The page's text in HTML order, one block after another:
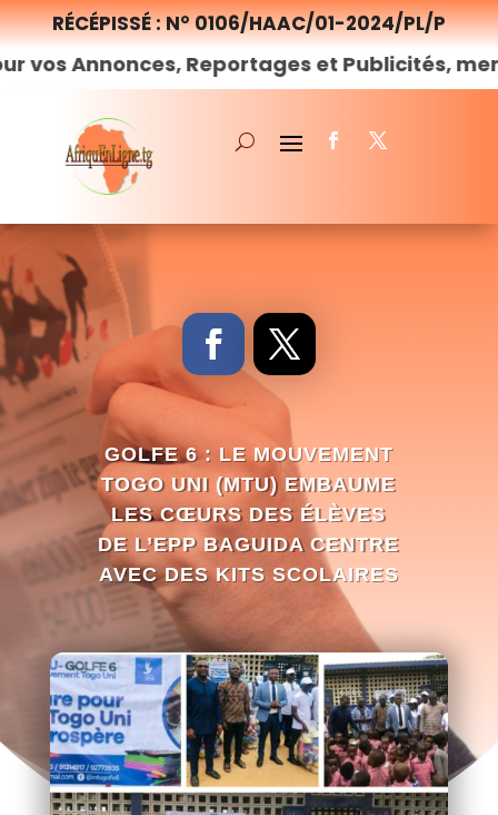
RÉCÉPISSÉ : N° 0106/HAAC/01-2024/PL/P
Reportages et Publicités, merci denous
GOLFE 6 : LE MOUVEMENT
TOGO UNI (MTU) EMBAUME
LES CŒURS DES ÉLÈVES
DE L’EPP BAGUIDA CENTRE
AVEC DES KITS SCOLAIRES